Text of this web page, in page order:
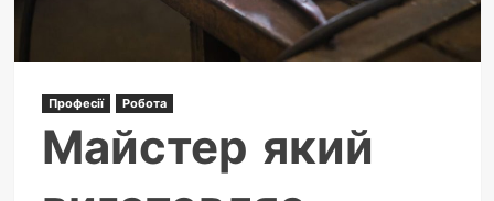
Професії Робота
Майстер який